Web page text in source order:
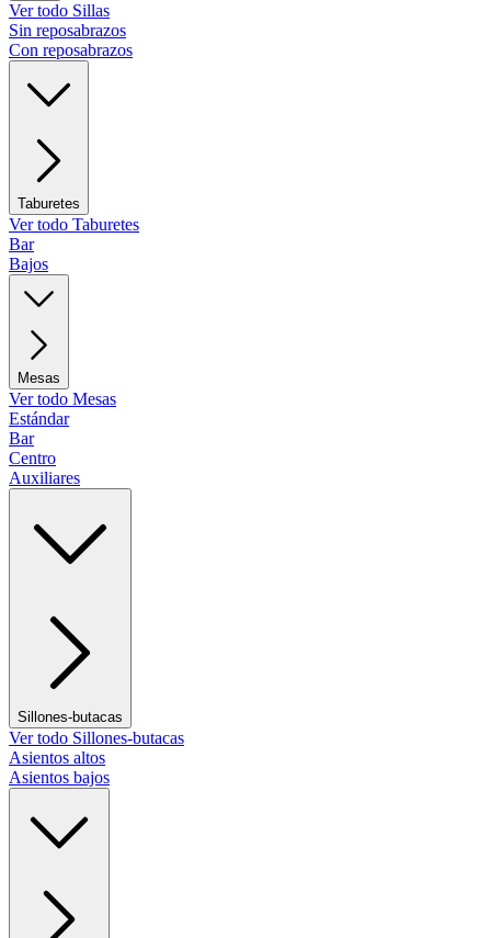
Ver todo Sillas
Sin reposabrazos
Con reposabrazos
Taburetes
Ver todo Taburetes
Bar
Bajos
Mesas
Ver todo Mesas
Estándar
Bar
Centro
Auxiliares
Sillones-butacas
Ver todo Sillones-butacas
Asientos altos
Asientos bajos